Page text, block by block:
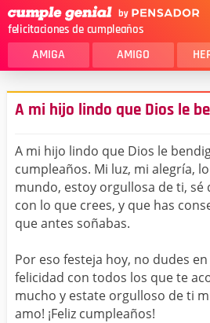
felicitaciones de cumpleaños
AMIGA AMIGO
MAMA
SOBRINA
HERMANO
NOVIA
PAPA
TIA
ALGUIEN ESPECIAL
A mi hijo lindo que Dios le
A mi hijo lindo que Dios le
cumpleaños. Mi luz, mi alegría,
mundo, estoy orgullosa de ti, sé
con lo que crees, y que has
que antes soñabas.
Por eso festeja hoy, no dudes
felicidad con todos los que te
mucho y estate orgulloso de ti
amo! ¡Feliz cumpleaños!